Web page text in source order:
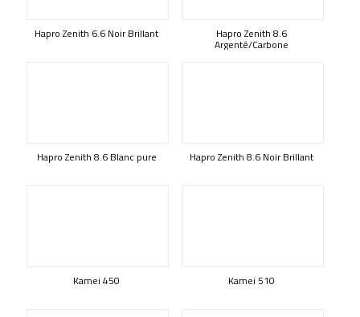
Hapro Zenith 6.6 Noir Brillant Hapro Zenith 8.6
Argenté/Carbone
Hapro Zenith 8.6 Blanc pure Hapro Zenith 8.6 Noir Brillant
Kamei 450 Kamei 510